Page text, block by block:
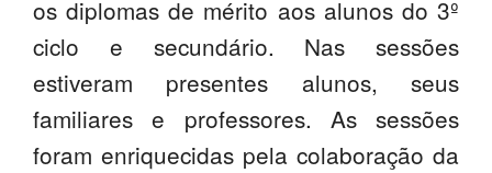
Clubes Escolares
Matrículas
os diplomas de mérito aos alunos do 3º
ciclo e secundário. Nas sessões
estiveram presentes alunos, seus
familiares e professores. As sessões
foram enriquecidas pela colaboração da